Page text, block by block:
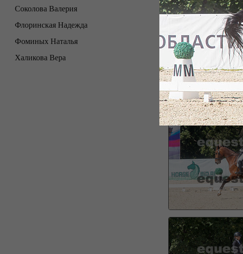
Соколова Валерия
Флоринская Надежда
Фоминых Наталья
Халикова Вера